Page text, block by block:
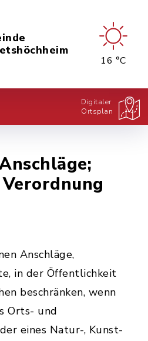
16 °C
Digitaler
Ortsplan
Anschläge,
in der Öffentlichkeit
beschränken, wenn
Orts- und
eines Natur-, Kunst-